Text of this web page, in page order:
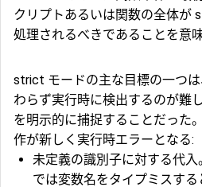
クリプトあるいは関数の全体が
処理されるべきであることを意味
strict モードの主な目標の一つ
わらず実行時に検出するのが難
を明示的に捕捉することだった
作が新しく実行時エラーとなる:
未定義の識別子に対する代
では変数名をタイプミスす